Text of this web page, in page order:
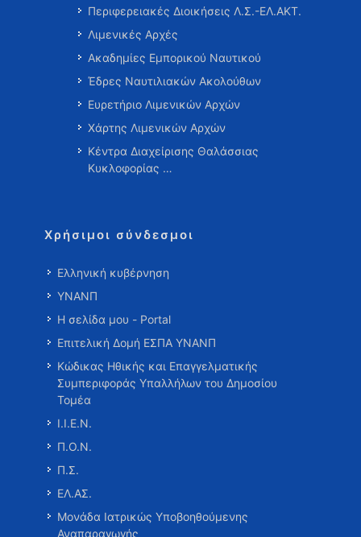
Περιφερειακές Διοικήσεις Λ.Σ.-ΕΛ.ΑΚΤ.
Λιμενικές Αρχές
Ακαδημίες Εμπορικού Ναυτικού
Έδρες Ναυτιλιακών Ακολούθων
Ευρετήριο Λιμενικών Αρχών
Χάρτης Λιμενικών Αρχών
Κέντρα Διαχείρισης Θαλάσσιας
Κυκλοφορίας …
Χρήσιμοι σύνδεσμοι
Ελληνική κυβέρνηση
ΥΝΑΝΠ
Η σελίδα μου - Portal
Επιτελική Δομή ΕΣΠΑ ΥΝΑΝΠ
Κώδικας Ηθικής και Επαγγελματικής
Συμπεριφοράς Υπαλλήλων του Δημοσίου
Τομέα
Ι.Ι.Ε.Ν.
Π.Ο.Ν.
Π.Σ.
ΕΛ.ΑΣ.
Μονάδα Ιατρικώς Υποβοηθούμενης
Αναπαραγωγής